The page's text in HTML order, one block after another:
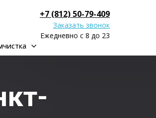
+7 (812) 50-79-409
Заказать звонок
Ежедневно с 8 до 23